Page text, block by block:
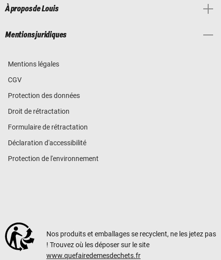
À propos de Louis
Mentions juridiques
Mentions légales
CGV
Protection des données
Droit de rétractation
Formulaire de rétractation
Déclaration d'accessibilité
Protection de l'environnement
Nos produits et emballages se recyclent, ne les jetez pas
! Trouvez où les déposer sur le site
www.quefairedemesdechets.fr